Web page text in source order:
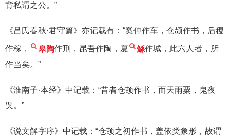
背私谓之公。”
《吕氏春秋·君守篇》亦记载有：“奚仲作车，仓颉作书，后稷
作稼， 皋陶作刑，昆吾作陶，夏 鲧作城，此六人者，所
作当矣。”
《淮南子·本经》中记载：“昔者仓颉作书，而天雨粟，鬼夜
哭。”
《说文解字序》中记载：“仓颉之初作书，盖依类象形，故谓